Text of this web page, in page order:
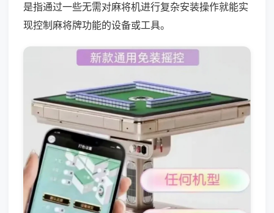
是指通过一些无需对麻将机进行复杂安装操作就能实
现控制麻将牌功能的设备或工具。